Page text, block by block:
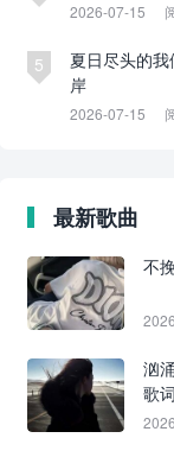
2026-07-15
5
夏日尽头的
岸
2026-07-15
最新歌曲
不
汹
歌